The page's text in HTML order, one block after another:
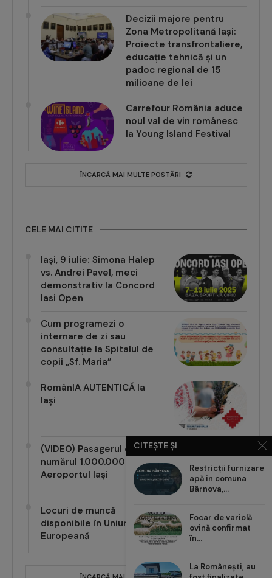
Decizii majore pentru
Zona Metropolitană Iași:
Proiecte transfrontaliere,
educație tehnică și un
padoc regional de 15
milioane de lei
Carrefour România aduce
noul val de vin românesc
la Young Island Festival
ÎNCARCĂ MAI MULTE POSTĂRI
CELE MAI CITITE
Iași, 9 iulie: Simona Halep
vs. Andrei Pavel, meci
demonstrativ la Concord
Iasi Open
Cum programezi o
internare de zi sau
consultație la Spitalul de
copii „Sf. Maria”
RomânIA AUTENTICĂ la
Iași
(VIDEO) Pasagerul cu
numărul 1.000.000 pe
Aeroportul Iași
Locuri de muncă
disponibile în Uniunea
Europeană
CITEȘTE ȘI
Restricții furnizare
apă în comuna
Bârnova,...
Focar de variolă
ovină confirmat
în...
La Românești, au